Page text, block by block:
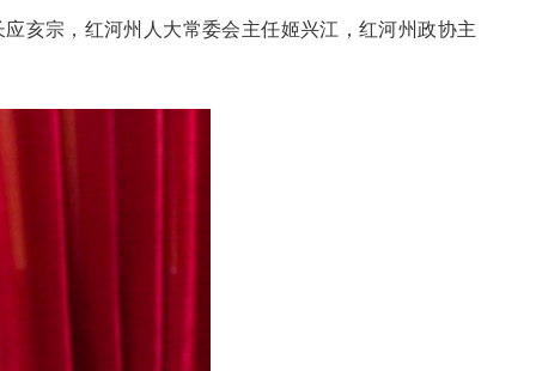
亥宗，红河州人大常委会主任姬兴江，红河州政协主